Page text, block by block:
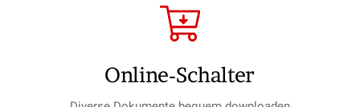
Online-Schalter